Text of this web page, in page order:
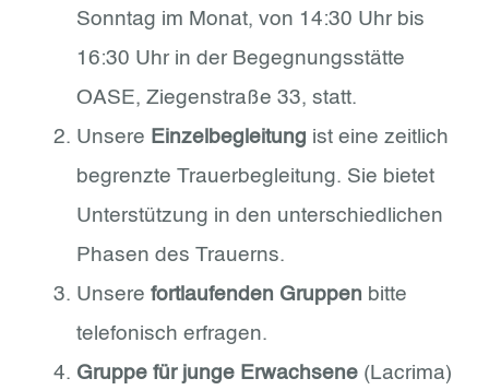
Sonntag im Monat, von 14:30 Uhr bis
16:30 Uhr in der Begegnungsstätte
OASE, Ziegenstraße 33, statt.
Unsere Einzelbegleitung ist eine zeitlich
begrenzte Trauerbegleitung. Sie bietet
Unterstützung in den unterschiedlichen
Phasen des Trauerns.
Unsere fortlaufenden Gruppen bitte
telefonisch erfragen.
Gruppe für junge Erwachsene (Lacrima)